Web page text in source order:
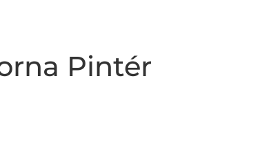
Pintér